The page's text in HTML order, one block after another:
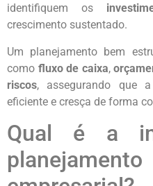
identifiquem os
crescimento sustentado.
Um planejamento bem
como fluxo de caixa,
riscos, assegurando que
eficiente e cresça de forma
Qual é a